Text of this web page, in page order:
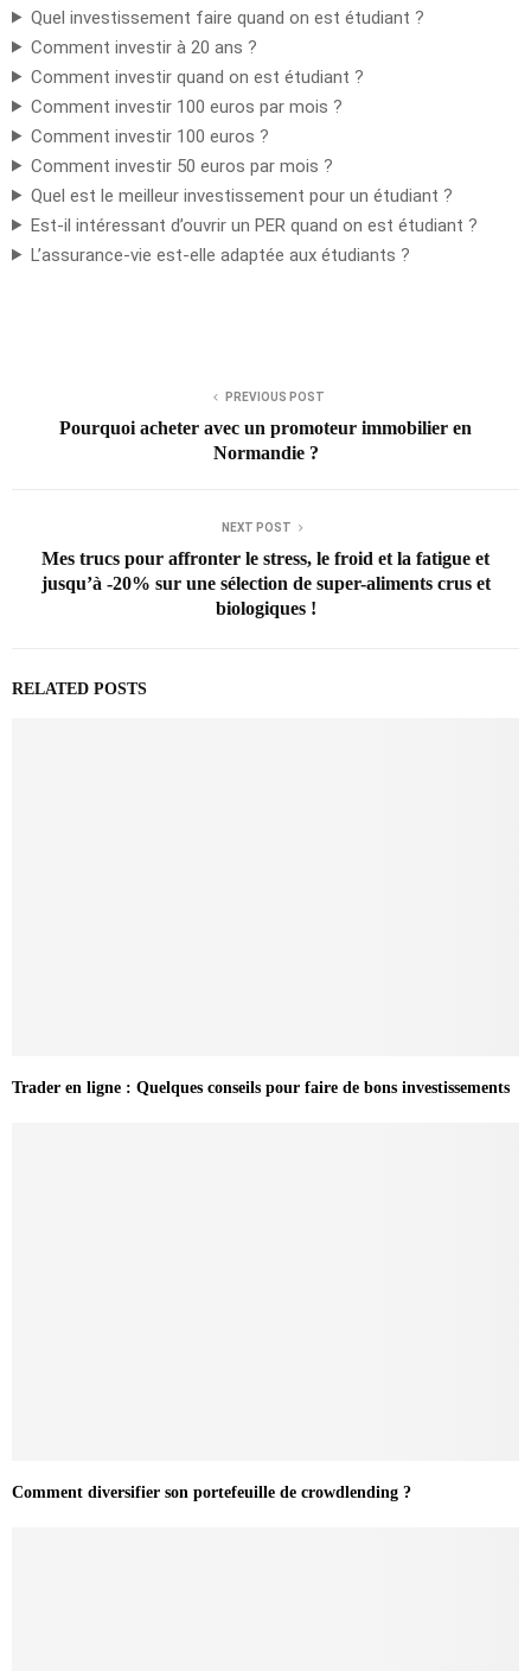
Quel investissement faire quand on est étudiant ?
Comment investir à 20 ans ?
Comment investir quand on est étudiant ?
Comment investir 100 euros par mois ?
Comment investir 100 euros ?
Comment investir 50 euros par mois ?
Quel est le meilleur investissement pour un étudiant ?
Est-il intéressant d’ouvrir un PER quand on est étudiant ?
L’assurance-vie est-elle adaptée aux étudiants ?
PREVIOUS POST
Pourquoi acheter avec un promoteur immobilier en
Normandie ?
NEXT POST
Mes trucs pour affronter le stress, le froid et la fatigue et
jusqu’à -20% sur une sélection de super-aliments crus et
biologiques !
RELATED POSTS
Trader en ligne : Quelques conseils pour faire de bons investissements
Comment diversifier son portefeuille de crowdlending ?